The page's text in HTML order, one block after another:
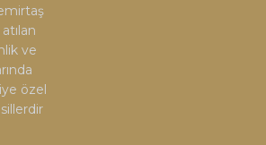
ve
özel